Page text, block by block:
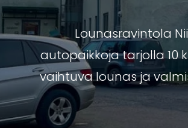
Lounasravintola
autopaikkoja tarjolla 10
vaihtuva lounas ja